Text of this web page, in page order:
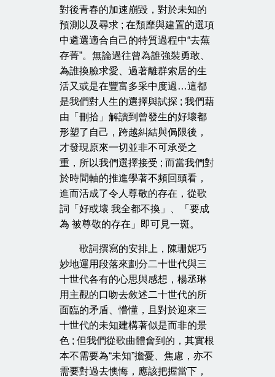
對後青春的加速崩毀，對於未知的
預測以及尋求 ; 在頹靡與建置的選項
中遴選適合自己的特質過程中“去蕪
存菁”。無論過往曾為誰強裝勇敢、
為誰換臉求愛、過著離群索居的生
活又或是在豐富多采中度過…這都
是我們對人生的選擇與試探 ; 我們藉
由「刪拾」解讀到曾發生的好壞都
形塑了自己，跨越糾結與侷限後，
才發現原來一切並非不可承受之
重，所以我們選擇接受 ; 而當我們對
於時間軸的推進學著不頻回頭看，
進而活成了令人尊敬的存在，從歌
詞「好或壞 我全都不換」、「要成
為 被尊敬的存在」即可見一斑。
歌詞撰寫的安排上，陳珊妮巧
妙地運用段落來劃分二十世代與三
十世代各有的心思與感想，楊丞琳
用主觀的口吻去敘述二十世代的所
面臨的矛盾、懵懂，且對於迎來三
十世代的未知建構著似是而非的景
色 ; 但我們從歌曲體會到的，其實根
本不需要為“未知”擔憂、焦慮，亦不
需要對過去懊悔，應該把握當下，